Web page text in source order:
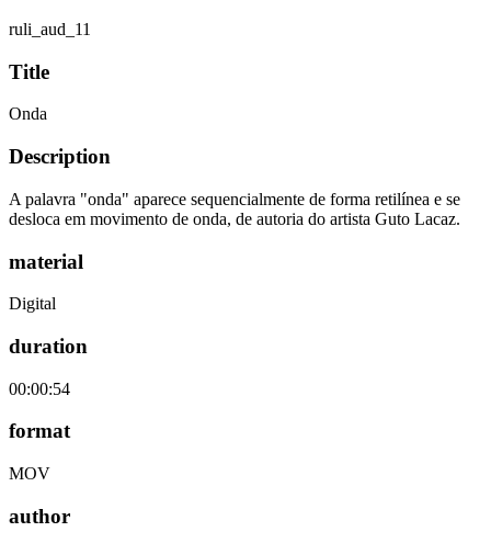
ruli_aud_11
Title
Onda
Description
A palavra "onda" aparece sequencialmente de forma retilínea e se
desloca em movimento de onda, de autoria do artista Guto Lacaz.
material
Digital
duration
00:00:54
format
MOV
author